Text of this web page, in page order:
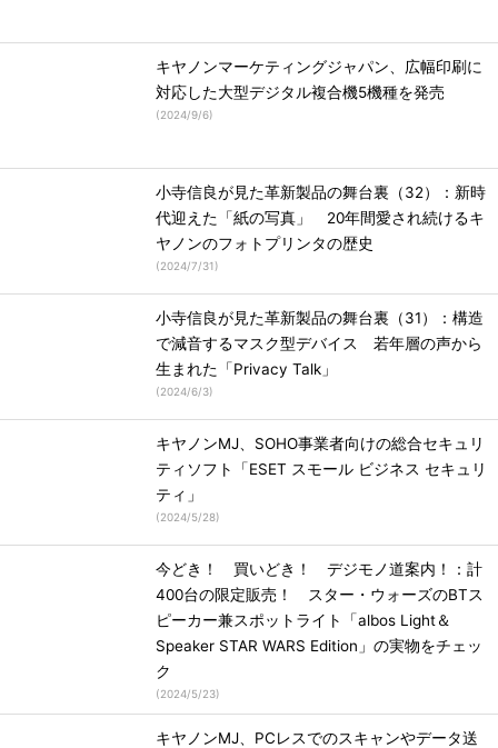
キヤノンマーケティングジャパン、広幅印刷に
対応した大型デジタル複合機5機種を発売
(2024/9/6)
小寺信良が見た革新製品の舞台裏（32）：新時
代迎えた「紙の写真」 20年間愛され続けるキ
ヤノンのフォトプリンタの歴史
(2024/7/31)
小寺信良が見た革新製品の舞台裏（31）：構造
で減音するマスク型デバイス 若年層の声から
生まれた「Privacy Talk」
(2024/6/3)
キヤノンMJ、SOHO事業者向けの総合セキュリ
ティソフト「ESET スモール ビジネス セキュリ
ティ」
(2024/5/28)
今どき！ 買いどき！ デジモノ道案内！：計
400台の限定販売！ スター・ウォーズのBTス
ピーカー兼スポットライト「albos Light＆
Speaker STAR WARS Edition」の実物をチェッ
ク
(2024/5/23)
キヤノンMJ、PCレスでのスキャンやデータ送